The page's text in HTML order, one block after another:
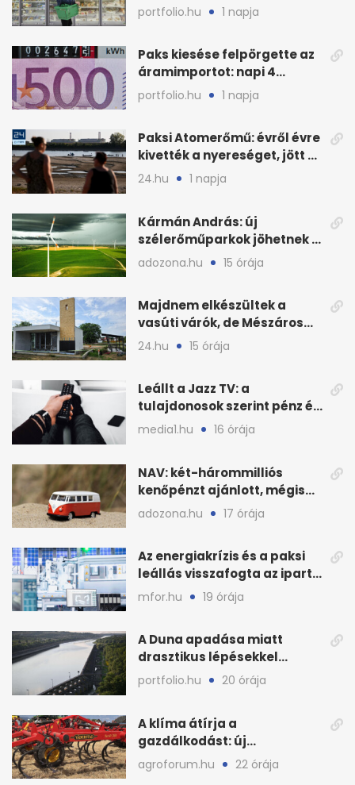
KSH új adata szerint
portfolio.hu 1 napja
Paks kiesése felpörgette az
áramimportot: napi 4
milliárd forintos számla
portfolio.hu 1 napja
Paksi Atomerőmű: évről évre
kivették a nyereséget, jött a
baj
24.hu 1 napja
Kármán András: új
szélerőműparkok jöhetnek a
kormányülés döntése
adozona.hu 15 órája
Majdnem elkészültek a
vasúti várók, de Mészáros
bizalmasa leromboltatja
24.hu 15 órája
Leállt a Jazz TV: a
tulajdonosok szerint pénz és
szabályok döntöttek
media1.hu 16 órája
NAV: két-hárommilliós
kenőpénzt ajánlott, mégis
lefoglalták a hamis árut
adozona.hu 17 órája
Az energiakrízis és a paksi
leállás visszafogta az ipart,
nyáron kisebb a kár
mfor.hu 19 órája
A Duna apadása miatt
drasztikus lépésekkel
védenék a cernavodăi
atomerőművet
portfolio.hu 20 órája
A klíma átírja a
gazdálkodást: új
megoldásokat keres a
mezőgazdaság
agroforum.hu 22 órája